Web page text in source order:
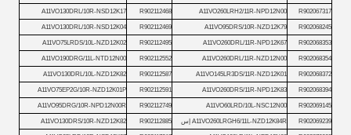
R902067317
A11VO260LRH2/11R-NPD12N00
R902112468
A11VO130DRL/10R-NSD12K17
R902068245
A11VO95DRS/10R-NZD12K79
R902112469
A11VO130DRL/10R-NSD12K04
R902068353
A11VO260DRL/11R-NPD12K67
R902112495
A11VO75LRDS/10L-NZD12K02
R902068354
A11VO260DRL/11R-NZD12N00
R902112552
A11VO190DRG/11L-NTD12N00
R902068372
A11VO145LR3DS/11R-NZD12K01
R902112587
A11VO130DRL/10L-NZD12K82
R902068394
A11VO260DRS/11R-NPD12K83
R902112591
A11VO75EP2G/10R-NZD12K01P
R902069145
A11VO60LRD/10L-NSC12N00
R902112749
A11VO95DRG/10R-NPD12N00R
R902069239 A11VO260LRGH6/11L-NZD12K84R إس R902112885
A11VO130DRS/10R-NZD12K82